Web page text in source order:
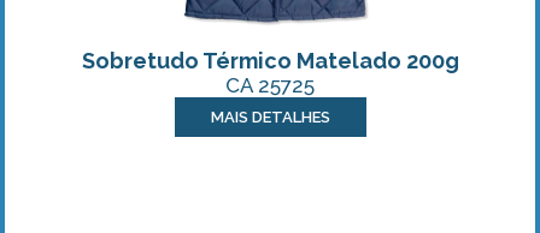
Sobretudo Térmico Matelado 200g
CA 25725
MAIS DETALHES